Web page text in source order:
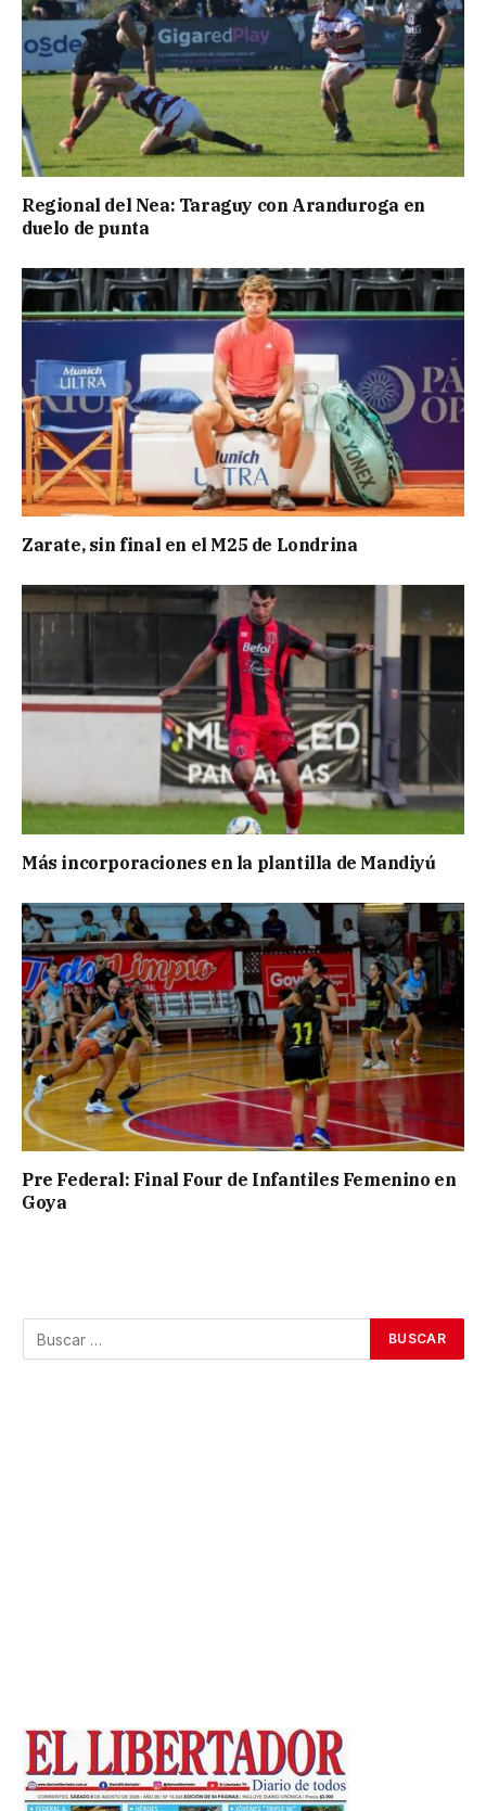
Regional del Nea: Taraguy con Aranduroga en
duelo de punta
Zarate, sin final en el M25 de Londrina
Más incorporaciones en la plantilla de Mandiyú
Pre Federal: Final Four de Infantiles Femenino en
Goya